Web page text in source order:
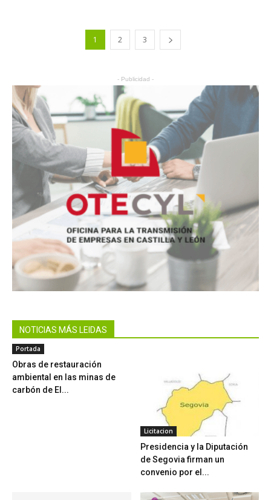
1 2 3
- Publicidad -
NOTICIAS MÁS LEIDAS
Portada
Obras de restauración
ambiental en las minas de
carbón de El...
Licitacion
Presidencia y la Diputación
de Segovia firman un
convenio por el...